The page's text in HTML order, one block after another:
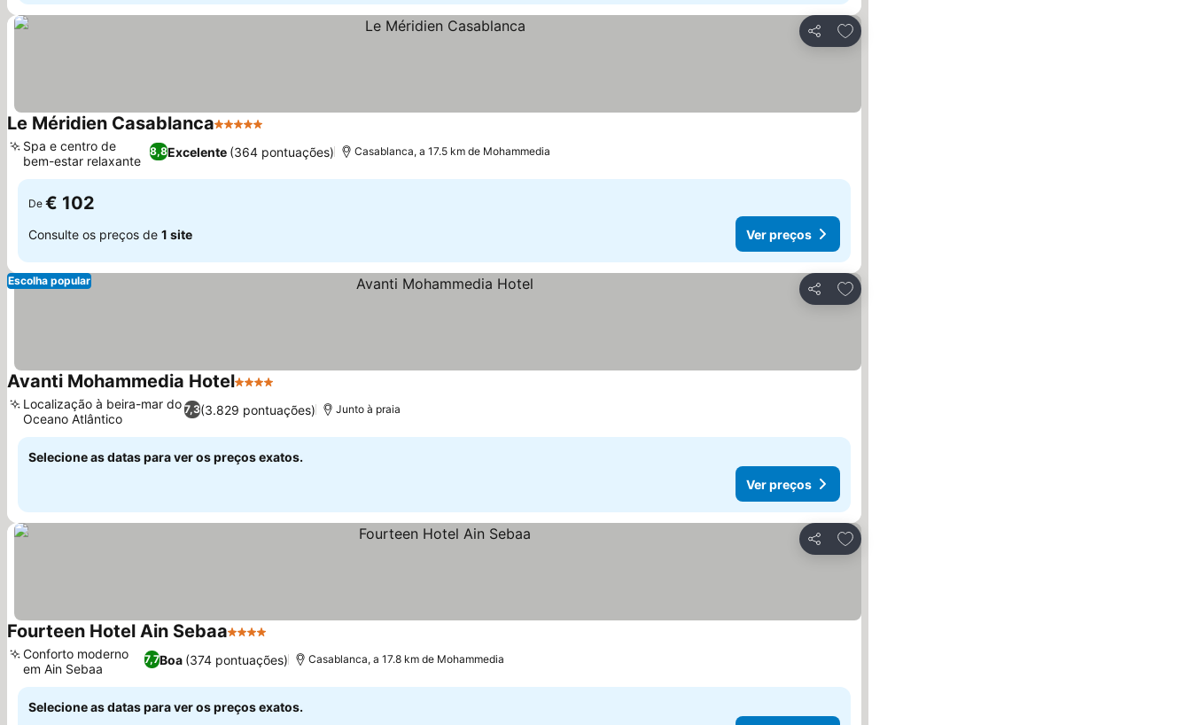
Partilhar
Adicionar aos favoritos
Le Méridien Casablanca5 Estrelas
8,8Excelente (364 pontuações)
Spa e centro de
bem-estar relaxante
Casablanca, a 17.5 km de Mohammedia
De € 102
Consulte os preços de 1 site Ver preços
Partilhar
Adicionar aos favoritos
Escolha popular
Avanti Mohammedia Hotel4 Estrelas
7,3(3.829 pontuações)
Localização à beira-mar do
Oceano Atlântico
Junto à praia
Selecione as datas para ver os preços exatos.
Ver preços
Partilhar
Adicionar aos favoritos
Fourteen Hotel Ain Sebaa4 Estrelas
7,7Boa (374 pontuações)
Conforto moderno
em Ain Sebaa
Casablanca, a 17.8 km de Mohammedia
Selecione as datas para ver os preços exatos.